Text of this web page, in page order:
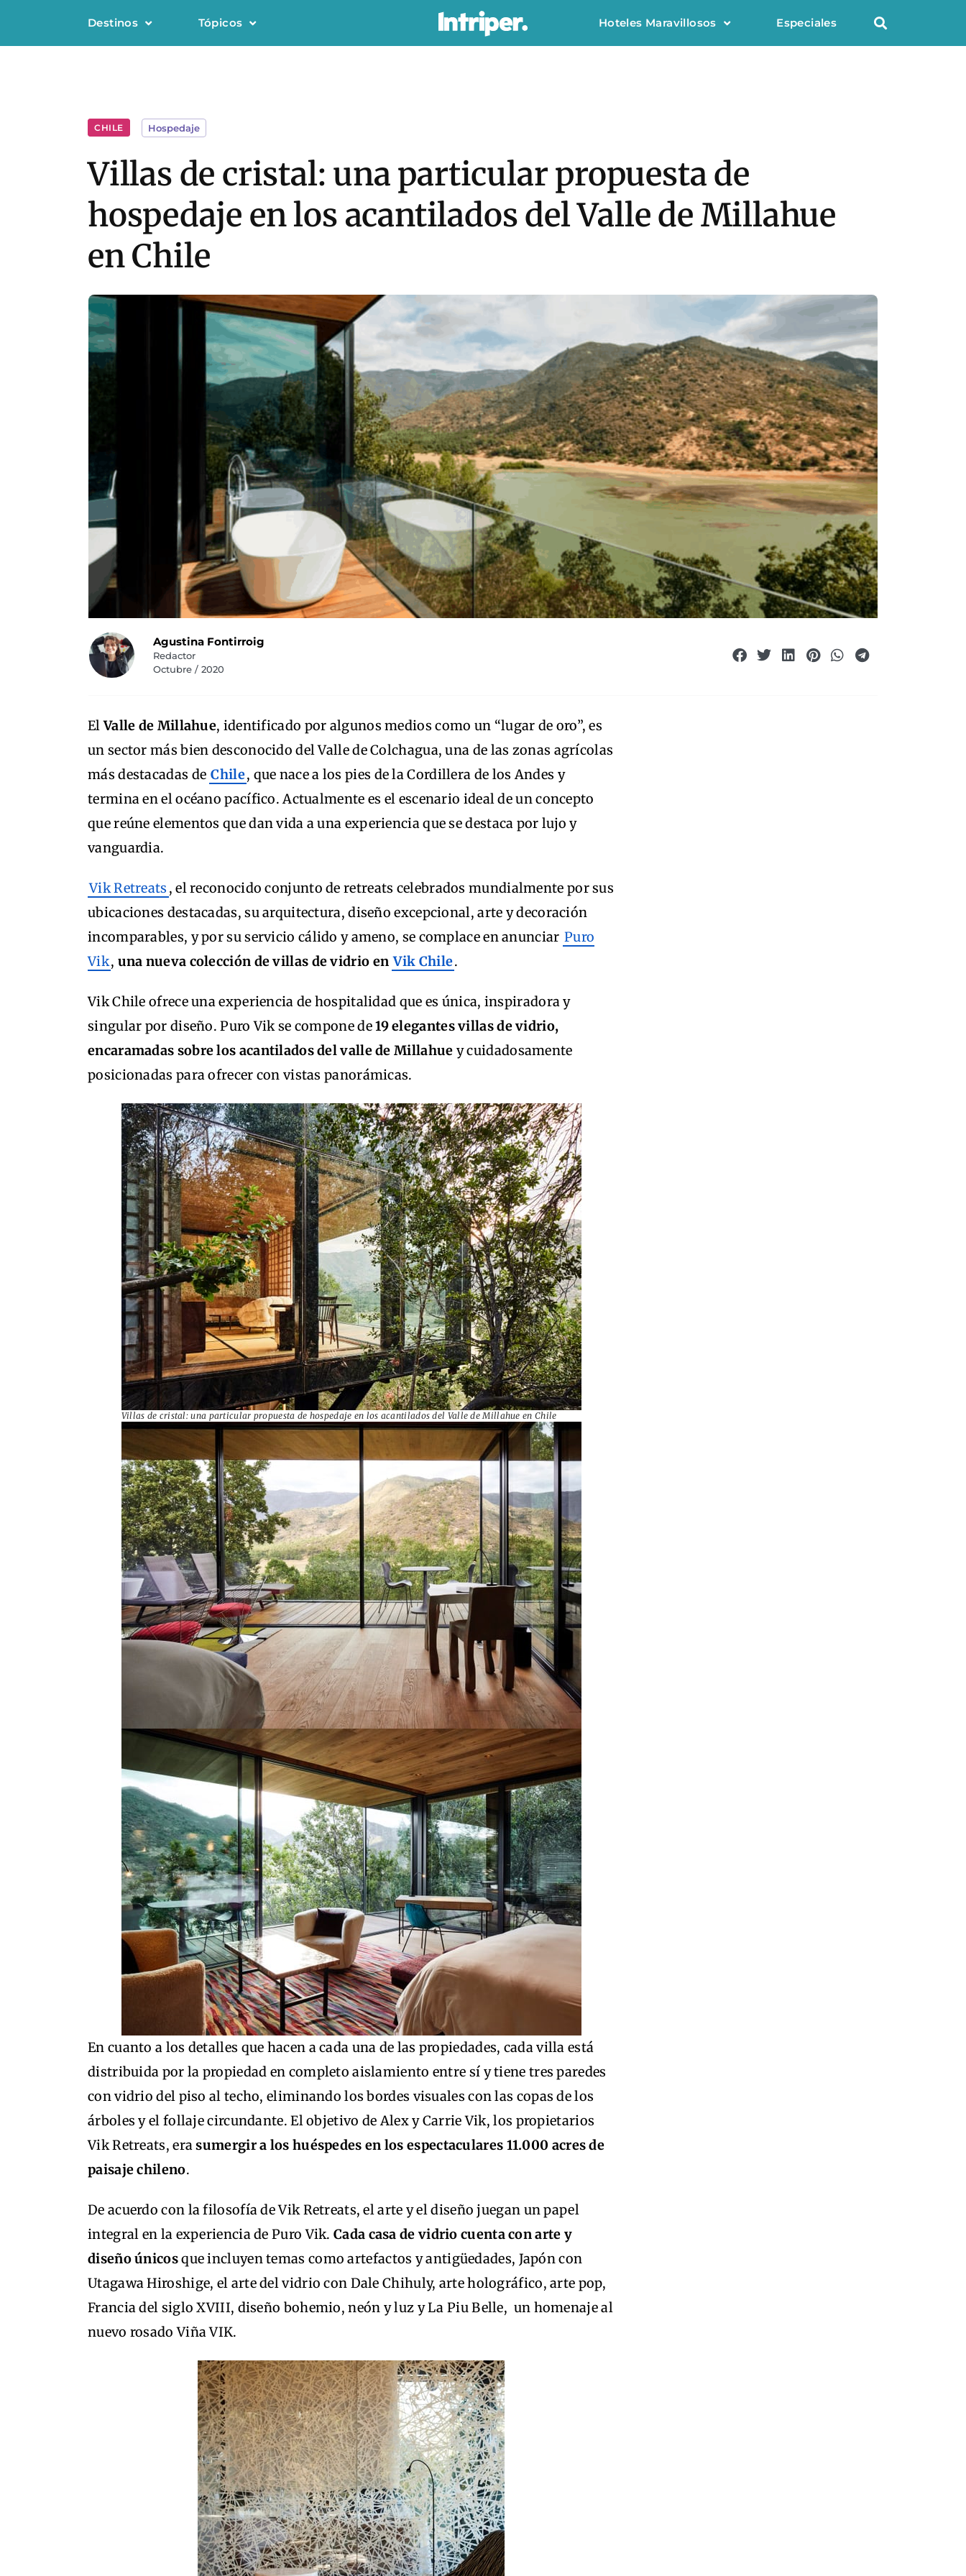
Destinos Tópicos Hoteles Maravillosos Especiales
CHILE Hospedaje
Villas de cristal: una particular propuesta de
hospedaje en los acantilados del Valle de Millahue
en Chile
Agustina Fontirroig
Redactor
Octubre / 2020
ElValle de Millahue, identificado por algunos medios como un “lugar de oro”, es
un sector más bien desconocido del Valle de Colchagua, una de las zonas agrícolas
más destacadas de Chile, que nace a los pies de la Cordillera de los Andes y
termina en el océano pacífico. Actualmente es el escenario ideal de un concepto
que reúne elementos que dan vida a una experiencia que se destaca por lujo y
vanguardia.
Vik­ Retreats , el reconocido conjunto de retreats celebrados mundialmente por sus
ubicaciones destacadas, su arquitectura, diseño excepcional, arte y decoración
incomparables, y por su servicio cálido y ameno, se complace en anunciar Puro
Vik, una nueva colección de villas de vidrio en Vik Chile.
Vik Chile ofrece una experiencia de hospitalidad que es única, inspiradora y
singular por diseño. Puro Vik se compone de19 elegantes villas de vidrio,
encaramadas sobre los acantilados del valle de Millahue y cuidadosamente
posicionadas para ofrecer con vistas panorámicas.
Villas de cristal: una particular propuesta de hospedaje en los acantilados del Valle de Millahue en Chile
En cuanto a los detalles que hacen a cada una de las propiedades, cada villa está
distribuida por la propiedad en completo aislamiento entre sí y tiene tres paredes
con vidrio del piso al techo, eliminando los bordes visuales con las copas de los
árboles y el follaje circundante. El objetivo de Alex y Carrie Vik, los propietarios
Vik Retreats, erasumergir a los huéspedes en los espectaculares 11.000 acres de
paisaje chileno.
De acuerdo con la filosofía de Vik Retreats, el arte y el diseño juegan un papel
integral en la experiencia de Puro Vik. Cada casa de vidrio cuenta con arte y
diseño únicosque incluyen temas como artefactos y antigüedades, Japón con
Utagawa Hiroshige, el arte del vidrio con Dale Chihuly, arte holográfico, arte pop,
Francia del siglo XVIII, diseño bohemio, neón y luz y La Piu Belle, un homenaje al
nuevo rosado Viña VIK.